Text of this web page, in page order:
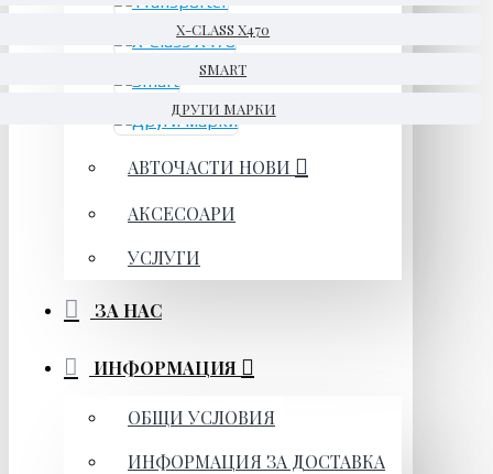
X-CLASS X470
SMART
ДРУГИ МАРКИ
АВТОЧАСТИ НОВИ
АКСЕСОАРИ
УСЛУГИ
ЗА НАС
ИНФОРМАЦИЯ
ОБЩИ УСЛОВИЯ
ИНФОРМАЦИЯ ЗА ДОСТАВКА